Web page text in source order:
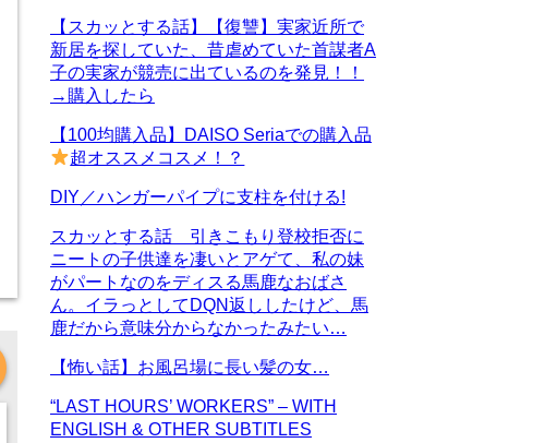
【スカッとする話】【復讐】実家近所で
新居を探していた、昔虐めていた首謀者A
子の実家が競売に出ているのを発見！！
→購入したら
【100均購入品】DAISO Seriaでの購入品
超オススメコスメ！？
DIY／ハンガーパイプに支柱を付ける!
スカッとする話 引きこもり登校拒否に
ニートの子供達を凄いとアゲて、私の妹
がパートなのをディスる馬鹿なおばさ
ん。イラっとしてDQN返ししたけど、馬
鹿だから意味分からなかったみたい…
【怖い話】お風呂場に長い髪の女…
“LAST HOURS’ WORKERS” – WITH
ENGLISH & OTHER SUBTITLES